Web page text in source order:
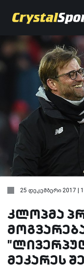
25 დეკემბერი 2017 |
კლოპმა
მეკარეს